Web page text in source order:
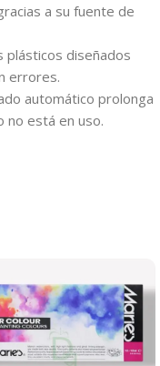
a su fuente de
plásticos diseñados
errores.
automático prolonga
no está en uso.